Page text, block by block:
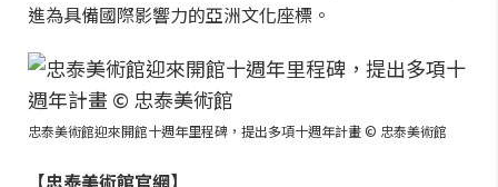
進為具備國際影響力的亞洲文化座標。
忠泰美術館迎來開館十週年里程碑，提出多項十週年計畫 © 忠泰美術館
【忠泰美術館官網】